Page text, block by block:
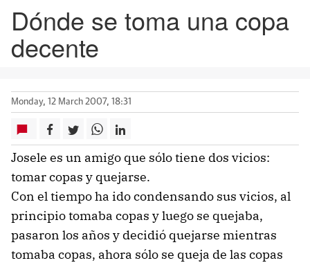
Dónde se toma una copa
decente
Monday, 12 March 2007, 18:31
Josele es un amigo que sólo tiene dos vicios:
tomar copas y quejarse.
Con el tiempo ha ido condensando sus vicios, al
principio tomaba copas y luego se quejaba,
pasaron los años y decidió quejarse mientras
tomaba copas, ahora sólo se queja de las copas